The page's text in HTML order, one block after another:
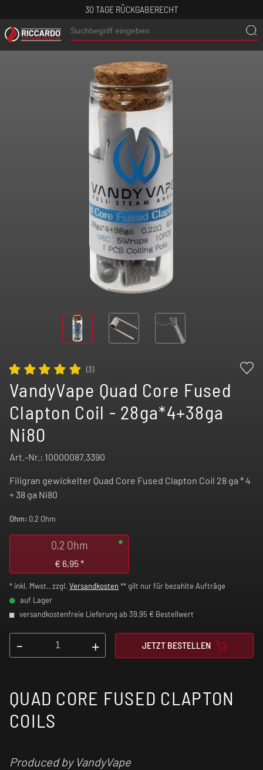
30 TAGE RÜCKGABERECHT
(3)
VandyVape Quad Core Fused
Clapton Coil - 28ga*4+38ga
Ni80
Art.-Nr.: 10000087.3390
Filigran gewickelter Quad Core Fused Clapton Coil 28 ga * 4
+ 38 ga Ni80
Ohm: 0,2 Ohm
0,2 Ohm
€ 6,95*
* inkl. Mwst., zzgl. Versandkosten ** gilt nur für bezahlte Aufträge
auf Lager
versandkostenfreie Lieferung ab 39,95 € Bestellwert
- + JETZT BESTELLEN
QUAD CORE FUSED CLAPTON
COILS
Produced by VandyVape